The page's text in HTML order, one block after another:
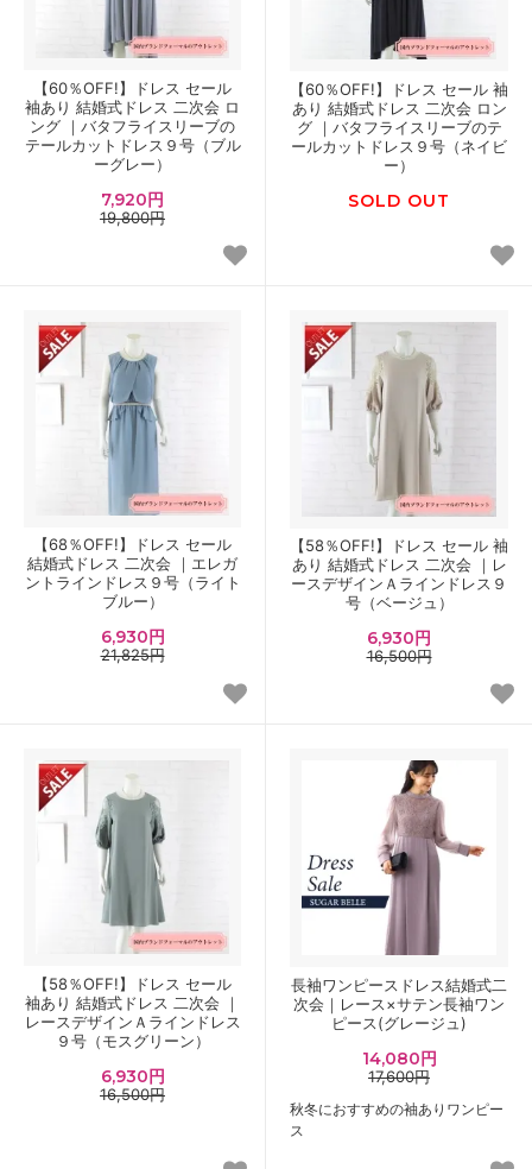
【60％OFF!】ドレス セール
袖あり 結婚式ドレス 二次会 ロ
ング ｜バタフライスリーブの
テールカットドレス９号（ブル
ーグレー）
7,920円
19,800円
【60％OFF!】ドレス セール 袖
あり 結婚式ドレス 二次会 ロン
グ ｜バタフライスリーブのテ
ールカットドレス９号（ネイビ
ー）
SOLD OUT
【68％OFF!】ドレス セール
結婚式ドレス 二次会 ｜エレガ
ントラインドレス９号（ライト
ブルー）
6,930円
21,825円
【58％OFF!】ドレス セール 袖
あり 結婚式ドレス 二次会 ｜レ
ースデザインＡラインドレス９
号（ベージュ）
6,930円
16,500円
【58％OFF!】ドレス セール
袖あり 結婚式ドレス 二次会 ｜
レースデザインＡラインドレス
９号（モスグリーン）
6,930円
16,500円
長袖ワンピースドレス結婚式二
次会｜レース×サテン長袖ワン
ピース(グレージュ)
14,080円
17,600円
秋冬におすすめの袖ありワンピー
ス